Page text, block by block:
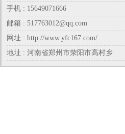
手机 : 15649071666
邮箱 : 517763012@qq.com
网址 : http://www.yfc167.com/
地址 : 河南省郑州市荥阳市高村乡